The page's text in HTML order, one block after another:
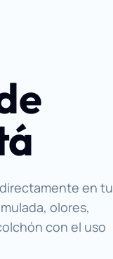
en tu
olores,
con el uso